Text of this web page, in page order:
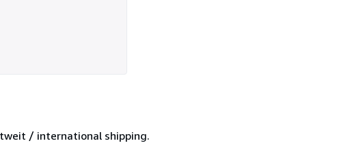
/ international shipping.